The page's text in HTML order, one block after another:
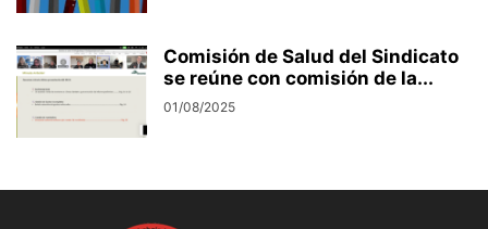
Comisión de Salud del Sindicato
se reúne con comisión de la...
01/08/2025